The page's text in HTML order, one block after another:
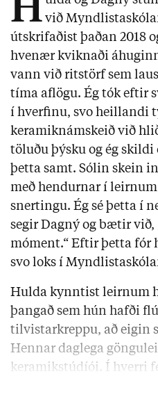
H við
útskrifaðist þaðan 2018
hvenær kviknaði
vann við ritstörf sem
tíma aflögu. Ég tók eftir
í hverfinu, svo heillandi
keramiknámskeið við
töluðu þýsku og ég
þetta samt. Sólin skein
með hendurnar í
snertingu. Ég sé þetta í
segir Dagný og bætir við,
móment.“ Eftir þetta fór
svo loks í
Hulda kynntist leirnum
þangað sem hún hafði
tilvistarkreppu, að eigin
Hennar daglega
keramikstúdíói. Í hverri